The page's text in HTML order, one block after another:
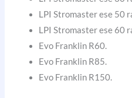
LPI Stromaster ese 50
LPI Stromaster ese 60
Evo Franklin R60.
Evo Franklin R85.
Evo Franklin R150.